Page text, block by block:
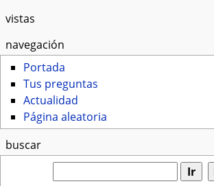
vistas
navegación
Portada
Tus preguntas
Actualidad
Página aleatoria
buscar